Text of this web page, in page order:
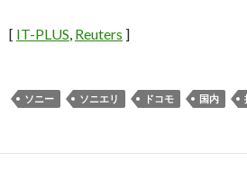
[ IT-PLUS, Reuters ]
ソニー ソニエリ ドコモ 国内